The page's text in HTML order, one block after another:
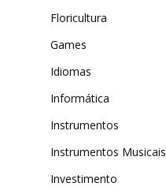
Floricultura
Games
Idiomas
Informática
Instrumentos
Instrumentos Musicais
Investimento